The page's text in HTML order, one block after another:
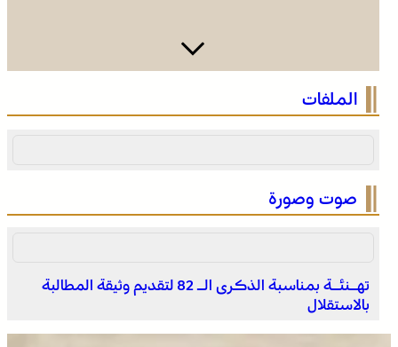
عيسى .. أصغر فرسان التبوريدة يحمل مشعل تراث عريق
الملفات
صوت وصورة
تهـنئـة بمناسبة الذكرى الـ 82 لتقديم وثيقة المطالبة
بالاستقلال